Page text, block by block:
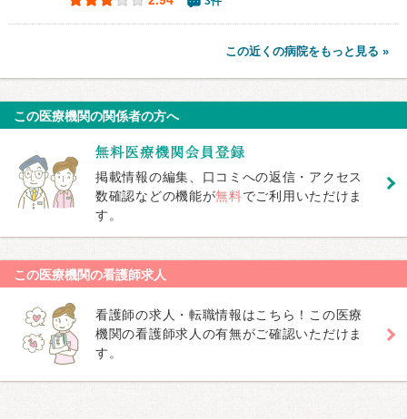
この近くの病院をもっと見る »
この医療機関の関係者の方へ
掲載情報の編集、口コミへの返信・アクセス
数確認などの機能が無料でご利用いただけま
す。
この医療機関の看護師求人
看護師の求人・転職情報はこちら！この医療
機関の看護師求人の有無がご確認いただけま
す。